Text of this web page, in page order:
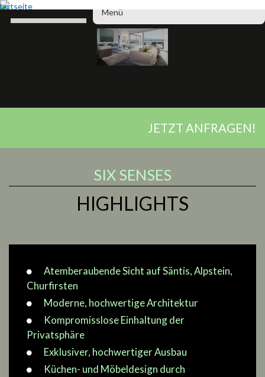
Inhalt
Hauptmenü Menü
JETZT ANFRAGEN!
SIX SENSES
HIGHLIGHTS
Atemberaubende Sicht auf Säntis, Alpstein,
Churfirsten
Moderne, hochwertige Architektur
Kompromisslose Einhaltung der
Privatsphäre
Exklusiver, hochwertiger Ausbau
Küchen- und Möbeldesign durch